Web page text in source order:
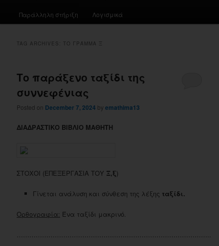
Παράλληλη στήριξη Λογισμικά
TAG ARCHIVES: ΤΟ ΓΡΆΜΜΑ Ξ
Το παράξενο ταξίδι της
συννεφένιας
Posted on December 7, 2024 byemathima13
ΔΙΑΔΡΑΣΤΙΚΟ ΒΙΒΛΙΟ ΜΑΘΗΤΗ
ΣΤΟΧΟΙ (ΕΠΕΞΕΡΓΑΣΙΑ ΤΟΥ Ξ,ξ)
Γίνεται ανάλυση και σύνθεση της λέξης ταξίδι.
Ορθογραφία: Ένα ταξίδι μακρινό.
………………………………………………………………………………..